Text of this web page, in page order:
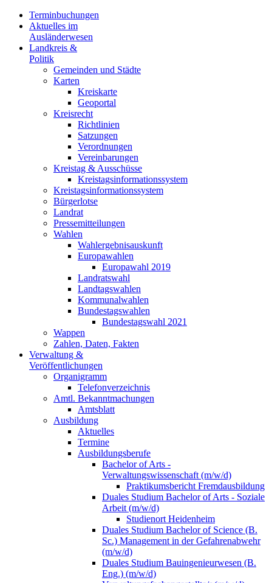
Terminbuchungen
Aktuelles im
Ausländerwesen
Landkreis &
Politik
Gemeinden und Städte
Karten
Kreiskarte
Geoportal
Kreisrecht
Richtlinien
Satzungen
Verordnungen
Vereinbarungen
Kreistag & Ausschüsse
Kreistagsinformationssystem
Kreistagsinformationssystem
Bürgerlotse
Landrat
Pressemitteilungen
Wahlen
Wahlergebnisauskunft
Europawahlen
Europawahl 2019
Landratswahl
Landtagswahlen
Kommunalwahlen
Bundestagswahlen
Bundestagswahl 2021
Wappen
Zahlen, Daten, Fakten
Verwaltung &
Veröffentlichungen
Organigramm
Telefonverzeichnis
Amtl. Bekanntmachungen
Amtsblatt
Ausbildung
Aktuelles
Termine
Ausbildungsberufe
Bachelor of Arts -
Verwaltungswissenschaft (m/w/d)
Praktikumsbericht Fremdausbildung
Duales Studium Bachelor of Arts - Soziale
Arbeit (m/w/d)
Studienort Heidenheim
Duales Studium Bachelor of Science (B.
Sc.) Management in der Gefahrenabwehr
(m/w/d)
Duales Studium Bauingenieurwesen (B.
Eng.) (m/w/d)